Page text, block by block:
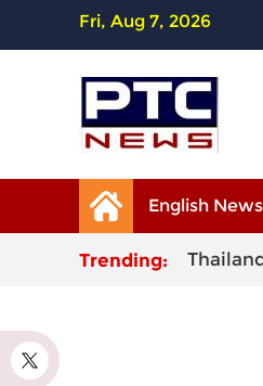
Fri, Aug 7, 2026
English News
Trending: